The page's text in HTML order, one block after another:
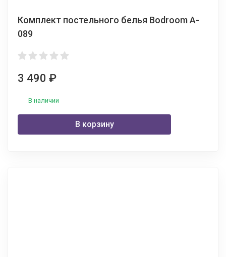
Комплект постельного белья Bodroom A-
089
3 490 ₽
В наличии
В корзину